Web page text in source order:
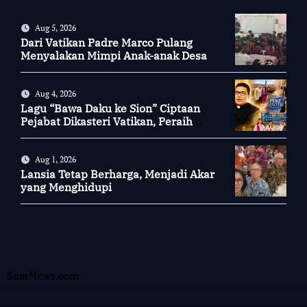
Aug 5, 2026
Dari Vatikan Padre Marco Pulang
Menyalakan Mimpi Anak-anak Desa
Aug 4, 2026
Lagu “Bawa Daku ke Sion” Ciptaan
Pejabat Dikasteri Vatikan, Peraih
Aug 1, 2026
Lansia Tetap Berharga, Menjadi Akar
yang Menghidupi
SuarNews.com